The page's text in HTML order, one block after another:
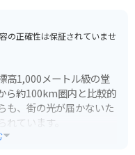
の正確性は保証されていませ
高1,000メートル級の堂
ら約100km圏内と比較的
も、街の光が届かないた
ています。